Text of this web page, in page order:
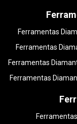
Ferramentas
Ferramentas
Ferramentas
Ferramentas